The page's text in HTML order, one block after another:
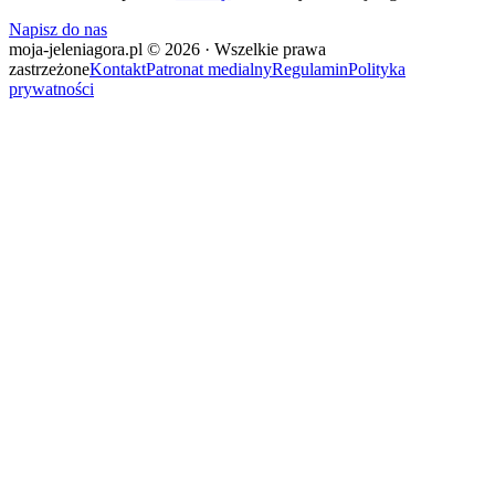
Napisz do nas
moja-jeleniagora.pl © 2026 · Wszelkie prawa
zastrzeżoneKontaktPatronat medialnyRegulaminPolityka
prywatności